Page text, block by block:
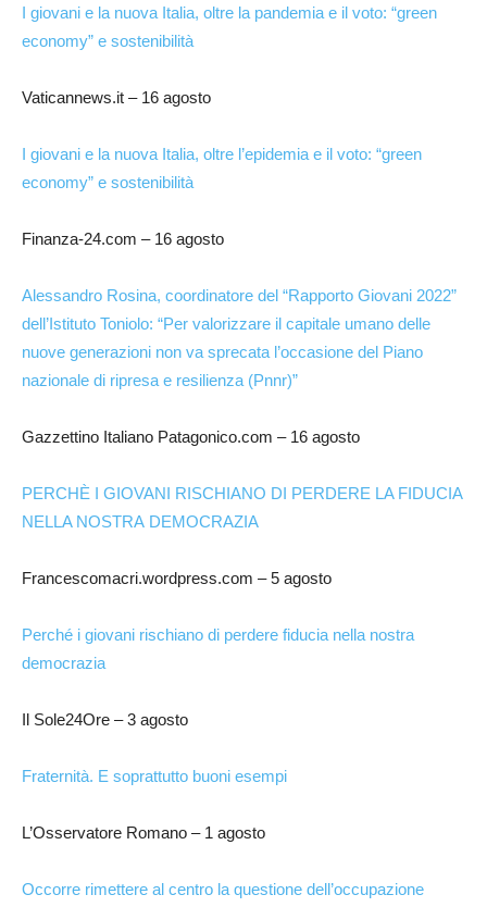
I giovani e la nuova Italia, oltre la pandemia e il voto: “green
economy” e sostenibilità
Vaticannews.it – 16 agosto
I giovani e la nuova Italia, oltre l’epidemia e il voto: “green
economy” e sostenibilità
Finanza-24.com – 16 agosto
Alessandro Rosina, coordinatore del “Rapporto Giovani 2022”
dell’Istituto Toniolo: “Per valorizzare il capitale umano delle
nuove generazioni non va sprecata l’occasione del Piano
nazionale di ripresa e resilienza (Pnnr)”
Gazzettino Italiano Patagonico.com – 16 agosto
PERCHÈ I GIOVANI RISCHIANO DI PERDERE LA FIDUCIA
NELLA NOSTRA DEMOCRAZIA
Francescomacri.wordpress.com – 5 agosto
Perché i giovani rischiano di perdere fiducia nella nostra
democrazia
Il Sole24Ore – 3 agosto
Fraternità. E soprattutto buoni esempi
L’Osservatore Romano – 1 agosto
Occorre rimettere al centro la questione dell’occupazione